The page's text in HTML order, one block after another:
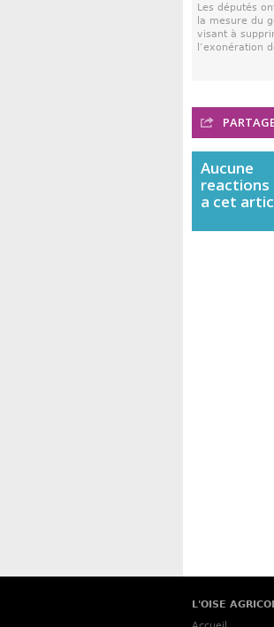
Les députés
la mesure du
visant à
l’exonération
Aucune
reactions
a cet
L'OISE